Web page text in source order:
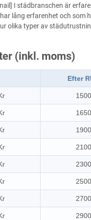
I städbranschen är
lång erfarenhet och som
olika typer av
(inkl. moms)
Efter